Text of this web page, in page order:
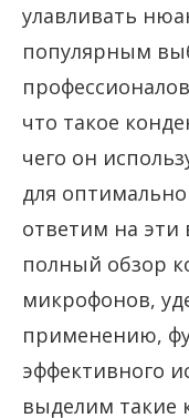
улавливать
популярным
что такое
чего он
для
ответим на
полный обзор
микрофонов,
применению,
эффективного
выделим такие